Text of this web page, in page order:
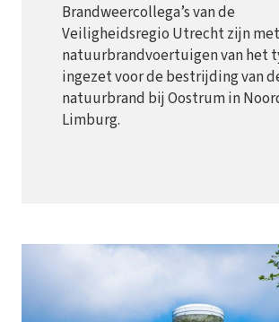
Brandweercollega’s van de
Veiligheidsregio Utrecht zijn
natuurbrandvoertuigen van het
ingezet voor de bestrijding van
natuurbrand bij Oostrum in
Limburg.